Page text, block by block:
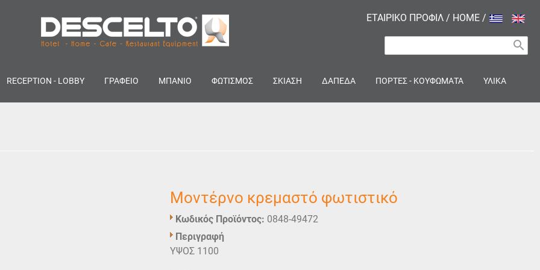
ΕΤΑΙΡΙΚΟ ΠΡΟΦΙΛ / HOME /
search
RECEPTION - LOBBY ΓΡΑΦΕΙΟ ΜΠΑΝΙΟ ΦΩΤΙΣΜΟΣ ΣΚΙΑΣΗ ΔΑΠΕΔΑ ΠΟΡΤΕΣ - ΚΟΥΦΩΜΑΤΑ ΥΛΙΚΑ
Μοντέρνο κρεμαστό φωτιστικό
Κωδικός Προϊόντος: 0848-49472
Περιγραφή
ΥΨΟΣ 1100